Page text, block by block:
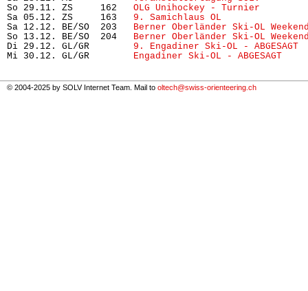
So 29.11. ZS     162 OLG Unihockey - Turnier
Sa 05.12. ZS     163 9. Samichlaus OL
Sa 12.12. BE/SO  203
Berner Oberländer Ski-OL
So 13.12. BE/SO  204
Berner Oberländer Ski-OL
Di 29.12. GL/GR 9. Engadiner Ski-OL - ABGESAGT
Mi 30.12. GL/GR
Engadiner Ski-OL - ABGESAGT
© 2004-2025 by SOLV Internet Team. Mail to oltech@swiss-orienteering.ch